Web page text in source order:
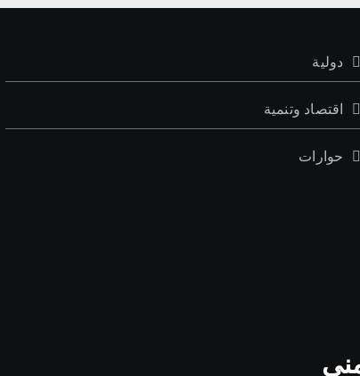
دولية
اقتصاد وتنمية
حوارات